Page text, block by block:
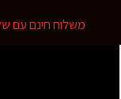
משלוח חינם עם